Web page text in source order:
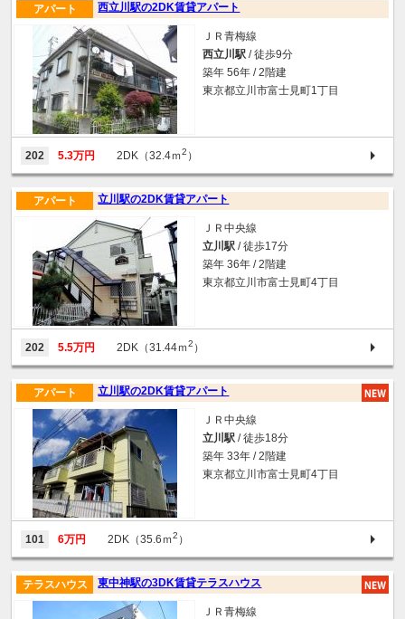
西立川駅の2DK賃貸アパート
アパート
ＪＲ青梅線
西立川駅 / 徒歩9分
築年 56年 / 2階建
東京都立川市富士見町1丁目
202 5.3万円 2DK（32.4ｍ2 ）
立川駅の2DK賃貸アパート
アパート
ＪＲ中央線
立川駅 / 徒歩17分
築年 36年 / 2階建
東京都立川市富士見町4丁目
202 5.5万円 2DK（31.44ｍ2 ）
立川駅の2DK賃貸アパート
アパート
ＪＲ中央線
立川駅 / 徒歩18分
築年 33年 / 2階建
東京都立川市富士見町4丁目
101 6万円 2DK（35.6ｍ2 ）
東中神駅の3DK賃貸テラスハウス
テラスハウス
ＪＲ青梅線